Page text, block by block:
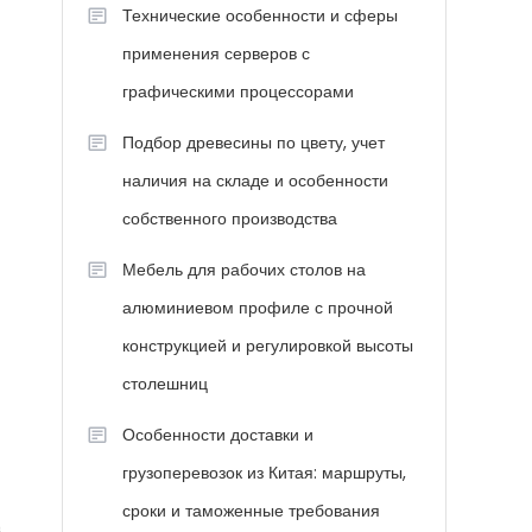
Технические особенности и сферы
применения серверов с
графическими процессорами
Подбор древесины по цвету, учет
наличия на складе и особенности
собственного производства
Мебель для рабочих столов на
алюминиевом профиле с прочной
конструкцией и регулировкой высоты
столешниц
Особенности доставки и
грузоперевозок из Китая: маршруты,
сроки и таможенные требования